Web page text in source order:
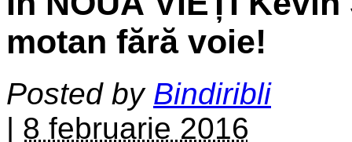
motan fără voie!
Posted by Bindiribli
| 8 februarie 2016